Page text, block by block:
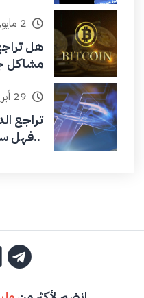
2 مايو, 2024 - 02:47 م
هل
مشاكل
29 أبريل, 2024 - 02:15 م
..فهل